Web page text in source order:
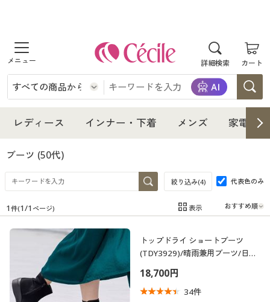
詳細検索 カート
商品を探す
レディース
レディースファッション
女性下着
インナー・下着
インナー・下着通販すべて
女性下着
メンズ下着
ジュニア・ティーンズ下着
メンズ
メンズ通販すべて
メンズファッション
メンズ下着
家電・雑貨
家電・雑貨すべて
キッチン・雑貨・日用品
寝具・インテリア・家具
寝具・インテリア・家具通販すべて
家具・収納
美容・健康
美容・健康通販すべて
制服・スクール
レディース インナー・下着 メンズ 家電・
ブーツ (50代)
絞り込み(4) 代表色のみ
在庫 在庫のある商品のみ表示
1 件(1/1 ページ) 表示
トップドライ ショートブーツ
(TDY3929)/晴雨兼用ブーツ/日本
18,700円
34件